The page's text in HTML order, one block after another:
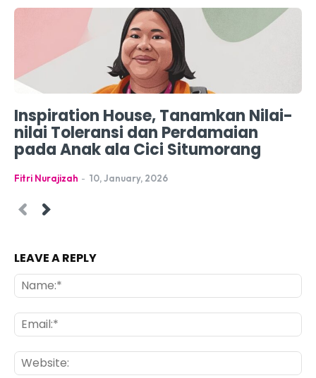
Inspiration House, Tanamkan Nilai-
nilai Toleransi dan Perdamaian
pada Anak ala Cici Situmorang
Fitri Nurajizah - 10, January, 2026
LEAVE A REPLY